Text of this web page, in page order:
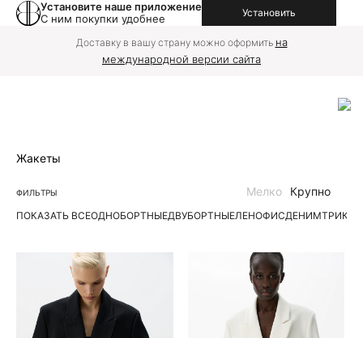
Установите наше приложение
С ним покупки удобнее
Установить
Доставку в вашу страну можно оформить на
международной версии сайта
Жакеты
ФИЛЬТРЫ
ПОКАЗАТЬ ВСЕОДНОБОРТНЫЕДВУБОРТНЫЕЛЕНОФИСДЕНИМ
Мелко Крупно